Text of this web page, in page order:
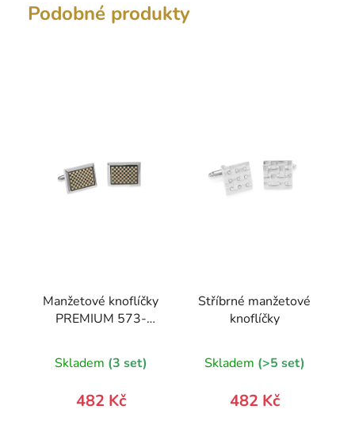
Podobné produkty
Manžetové knoflíčky
PREMIUM 573-
Skladem (3 set)
482 Kč
Stříbrné manžetové
knoflíčky
Skladem (>5 set)
482 Kč